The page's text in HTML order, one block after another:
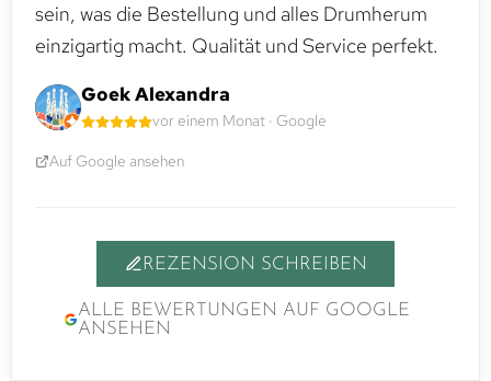
sein, was die Bestellung und alles Drumherum
einzigartig macht. Qualität und Service perfekt.
Goek Alexandra
vor einem Monat · Google
Auf Google ansehen
REZENSION SCHREIBEN
ALLE BEWERTUNGEN AUF GOOGLE
ANSEHEN